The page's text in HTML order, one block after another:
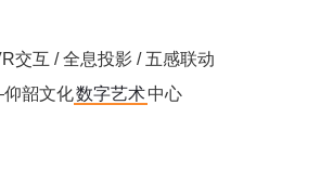
交互 / 全息投影 / 五感联动
韶文化数字艺术中心